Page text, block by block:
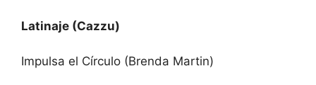
Latinaje (Cazzu)
Impulsa el Círculo (Brenda Martin)